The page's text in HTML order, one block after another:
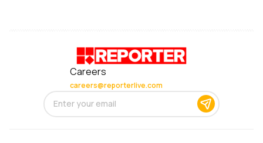
Careers
careers@reporterlive.com